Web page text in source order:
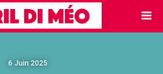
6 Juin 2025